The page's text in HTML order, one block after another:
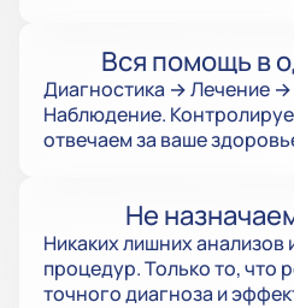
Вся помощь в
Диагностика → Лечение
Наблюдение.
отвечаем за ваше
Не
Никаких лишних
процедур. Только то, что
точного диагноза и